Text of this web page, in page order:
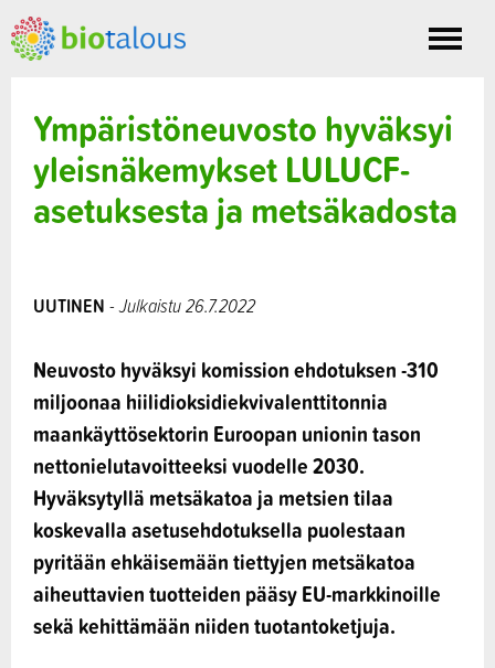
Toggle
Ympäristöneuvosto hyväksyi
yleisnäkemykset LULUCF-
asetuksesta ja metsäkadosta
UUTINEN - Julkaistu 26.7.2022
Neuvosto hyväksyi komission ehdotuksen -310
miljoonaa hiilidioksidiekvivalenttitonnia
maankäyttösektorin Euroopan unionin tason
nettonielutavoitteeksi vuodelle 2030.
Hyväksytyllä metsäkatoa ja metsien tilaa
koskevalla asetusehdotuksella puolestaan
pyritään ehkäisemään tiettyjen metsäkatoa
aiheuttavien tuotteiden pääsy EU-markkinoille
sekä kehittämään niiden tuotantoketjuja.